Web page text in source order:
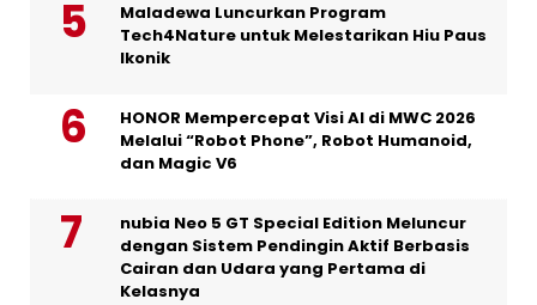
Maladewa Luncurkan Program
Tech4Nature untuk Melestarikan Hiu Paus
Ikonik
HONOR Mempercepat Visi AI di MWC 2026
Melalui “Robot Phone”, Robot Humanoid,
dan Magic V6
nubia Neo 5 GT Special Edition Meluncur
dengan Sistem Pendingin Aktif Berbasis
Cairan dan Udara yang Pertama di
Kelasnya